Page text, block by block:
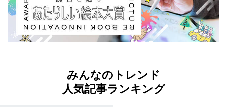
みんなのトレンド
人気記事ランキング